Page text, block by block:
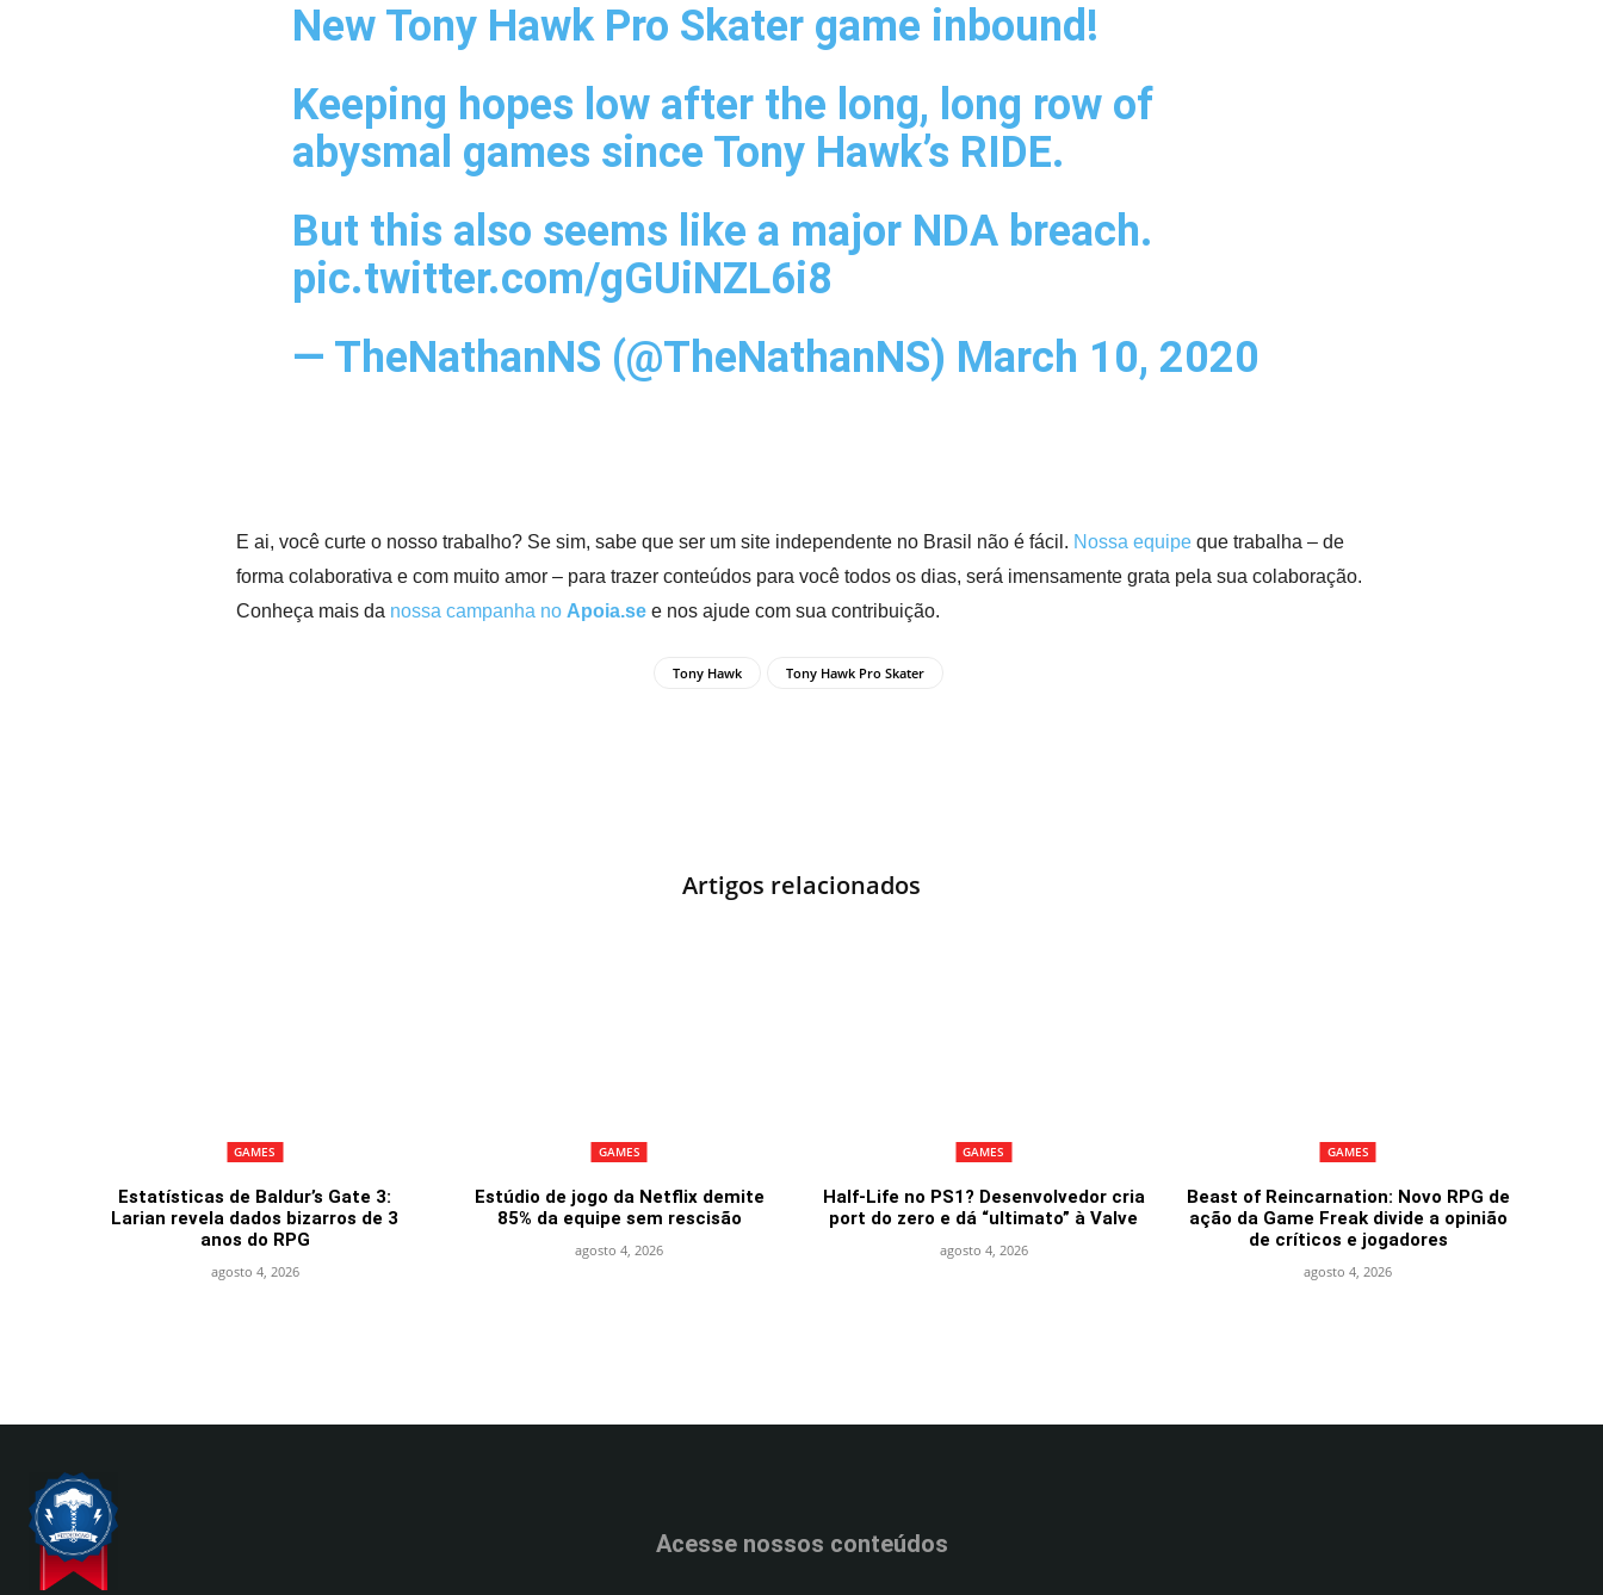
New Tony Hawk Pro Skater game inbound!
Keeping hopes low after the long, long row of
abysmal games since Tony Hawk’s RIDE.
But this also seems like a major NDA breach.
pic.twitter.com/gGUiNZL6i8
— TheNathanNS (@TheNathanNS) March 10, 2020
E ai, você curte o nosso trabalho? Se sim, sabe que ser um site independente no Brasil não é fácil. Nossa equipe que trabalha – de
forma colaborativa e com muito amor – para trazer conteúdos para você todos os dias, será imensamente grata pela sua colaboração.
Conheça mais da nossa campanha no Apoia.se e nos ajude com sua contribuição.
Tony Hawk Tony Hawk Pro Skater
Artigos relacionados
GAMES
Estatísticas de Baldur’s Gate 3:
Larian revela dados bizarros de 3
anos do RPG
agosto 4, 2026
GAMES
Estúdio de jogo da Netflix demite
85% da equipe sem rescisão
agosto 4, 2026
GAMES
Half-Life no PS1? Desenvolvedor cria
port do zero e dá “ultimato” à Valve
agosto 4, 2026
GAMES
Beast of Reincarnation: Novo RPG de
ação da Game Freak divide a opinião
de críticos e jogadores
agosto 4, 2026
Acesse nossos conteúdos